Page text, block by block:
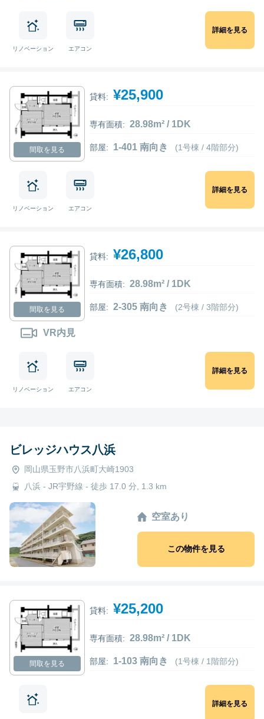
リノベーション エアコン
詳細を見る
間取を見る
貸料: ¥25,900
専有面積: 28.98m² / 1DK
部屋: 1-401 南向き (1号棟 / 4階部分)
リノベーション エアコン
詳細を見る
間取を見る
VR内見
貸料: ¥26,800
専有面積: 28.98m² / 1DK
部屋: 2-305 南向き (2号棟 / 3階部分)
リノベーション エアコン
詳細を見る
ビレッジハウス八浜
岡山県玉野市八浜町大崎1903
八浜 - JR宇野線 - 徒歩 17.0 分, 1.3 km
空室あり
この物件を見る
間取を見る
貸料: ¥25,200
専有面積: 28.98m² / 1DK
部屋: 1-103 南向き (1号棟 / 1階部分)
詳細を見る